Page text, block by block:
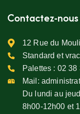
Contactez-nous
12 Rue du
Standard et
Palettes : 02 38
Mail:
Du lundi au
8h00-12h00 et